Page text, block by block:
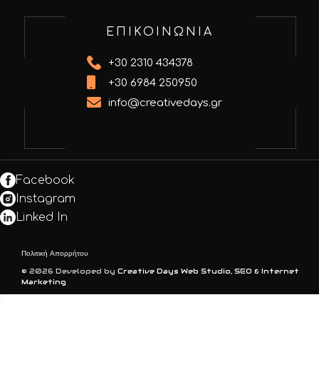
ΕΠΙΚΟΙΝΩΝΙΑ
+30 2310 434378
+30 6984 250950
info@creativedays.gr
© 2026 Developed by Creative Days Web Studio, SEO & Internet
Marketing
Πολιτική Απορρήτου
Facebook
Instagram
Linked In